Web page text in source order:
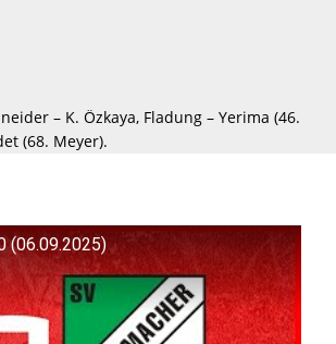
– K. Özkaya, Fladung – Yerima (46.
(68. Meyer).
(06.09.2025)